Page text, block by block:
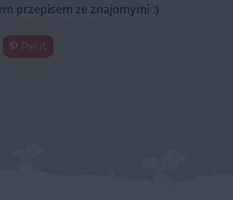
przepisem ze znajomymi :)
Pin it